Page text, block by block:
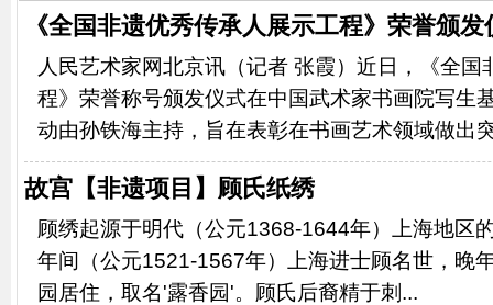
《全国非遗优秀传承人展示工程》荣誉颁
人民艺术家网北京讯（记者 张霞）近日，《全国
程》荣誉称号颁发仪式在中国武术家书画院写生
动由孙铁海主持，旨在表彰在书画艺术领域做出
故宫【非遗项目】顾氏纸绣
顾绣起源于明代（公元1368-1644年）上海地区
年间（公元1521-1567年）上海进士顾名世，晚
园居住，取名'露香园'。顾氏后裔精于刺...